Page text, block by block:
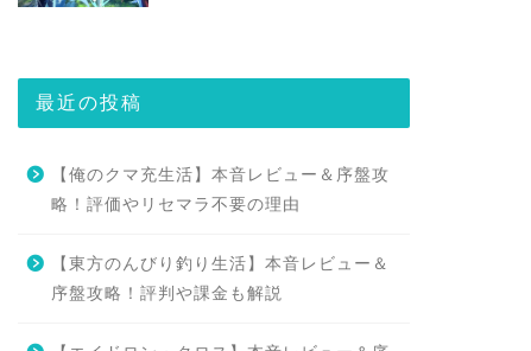
最近の投稿
【俺のクマ充生活】本音レビュー＆序盤攻
略！評価やリセマラ不要の理由
【東方のんびり釣り生活】本音レビュー＆
序盤攻略！評判や課金も解説